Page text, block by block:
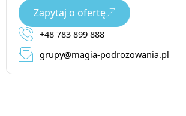
Zapytaj o ofertę
+48 783 899 888
grupy@magia-podrozowania.pl